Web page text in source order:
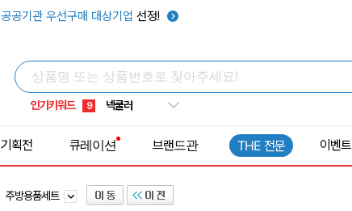
공공기관 우선구매 대상기업 선정!
인기키워드
5 키캡
8 쿨토시
9 넥쿨러
1 선풍기
기획전 큐레이션 브랜드관 THE 전문 이벤트
주방용품세트